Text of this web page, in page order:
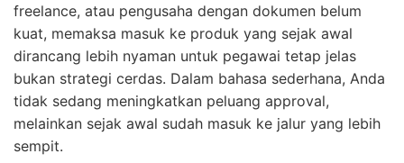
freelance, atau pengusaha dengan dokumen belum
kuat, memaksa masuk ke produk yang sejak awal
dirancang lebih nyaman untuk pegawai tetap jelas
bukan strategi cerdas. Dalam bahasa sederhana, Anda
tidak sedang meningkatkan peluang approval,
melainkan sejak awal sudah masuk ke jalur yang lebih
sempit.